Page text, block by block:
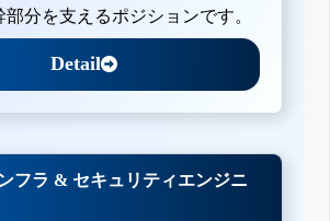
部分を支えるポジションです。
Detail
フラ & セキュリティエンジニ